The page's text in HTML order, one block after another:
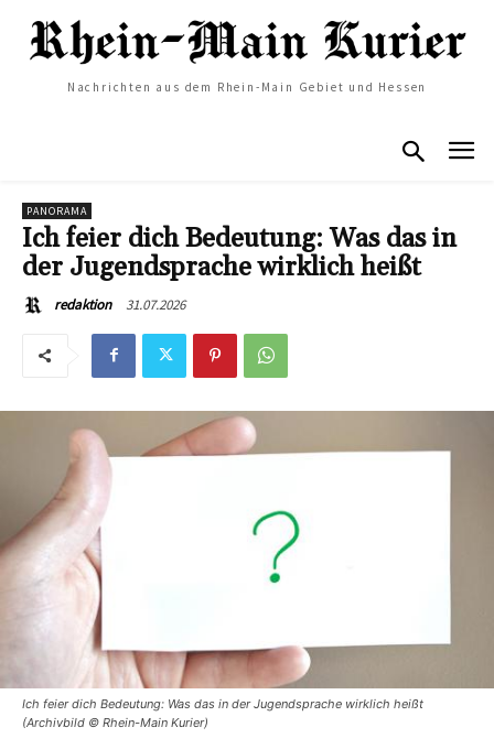
Nachrichten aus dem Rhein-Main Gebiet und Hessen
PANORAMA
Ich feier dich Bedeutung: Was das in
der Jugendsprache wirklich heißt
redaktion 31.07.2026
Ich feier dich Bedeutung: Was das in der Jugendsprache wirklich heißt
(Archivbild © Rhein-Main Kurier)